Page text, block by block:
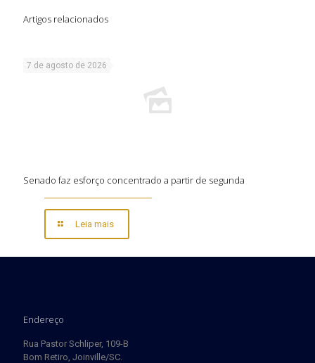
Artigos relacionados
7 de agosto de 2026
Senado faz esforço concentrado a partir de segunda
Leia mais
Endereço
Rua Pastor Schliper, 109-B
Bom Retiro, Joinville/SC.